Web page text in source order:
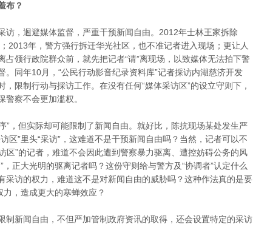
布？
访，迴避媒体监督，严重干预新闻自由。2012年士林王家拆除
2013年，警方强行拆迁华光社区，也不准记者进入现场；更让人
领行政院群众前，就先把记者“请”离现场，以致媒体无法拍下警
同年10月，“公民行动影音纪录资料库”记者採访内湖慈济开发
限制行动与採访工作。在没有任何“媒体采访区”的设立守则下，
察不会更加滥权。
”，但实际却可能限制了新闻自由。就好比，陈抗现场某处发生严
区”里头“采访”，这难道不是干预新闻自由吗？当然，记者可以不
区”的记者，难道不会因此遭到警察暴力驱离、遭控妨碍公务的风
正大光明的驱离记者吗？这份守则给与警方及“协调者”认定什么
采访的权力，难道这不是对新闻自由的威胁吗？这种作法真的是要
，造成更大的寒蝉效应？
制新闻自由，不但严加管制政府资讯的取得，还会设置特定的采访